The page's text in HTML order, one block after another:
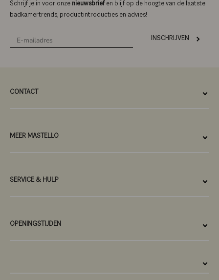
Schrijf je in voor onze nieuwsbrief en blijf op de hoogte van de laatste
badkamertrends, productintroducties en advies!
INSCHRIJVEN
CONTACT
MEER MASTELLO
SERVICE & HULP
OPENINGSTIJDEN